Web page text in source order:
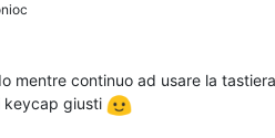
mentre continuo ad usare la
keycap giusti